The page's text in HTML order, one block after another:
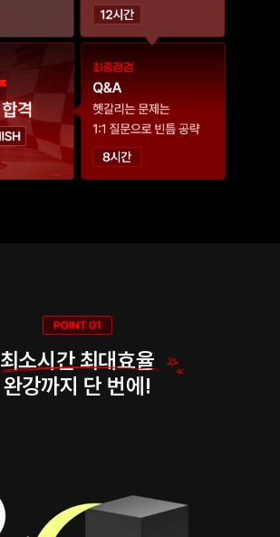
최소시간 최대효율
완강까지 단 번에!